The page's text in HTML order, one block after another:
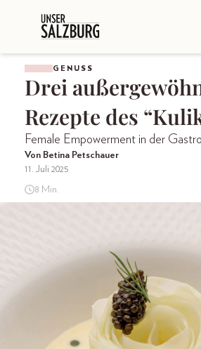
GENUSS
Drei
Rezepte des
Female Empowerment in der
Von Betina Petschauer
11. Juli 2025
8 Min.